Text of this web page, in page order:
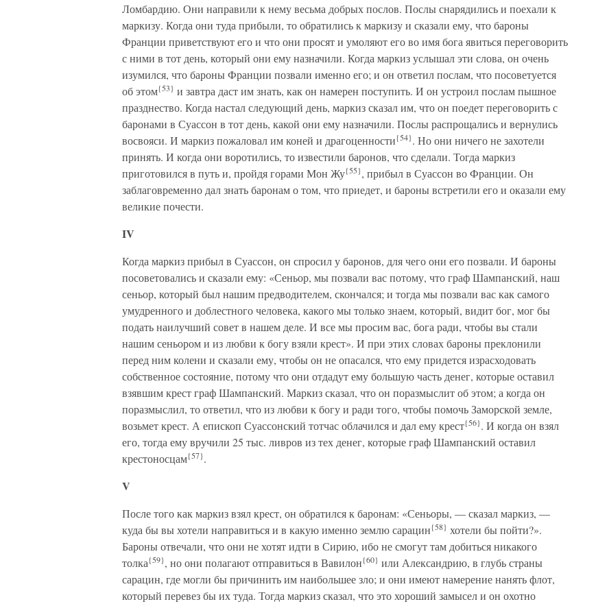
Ломбардию. Они направили к нему весьма добрых послов. Послы снарядились и поехали к
маркизу. Когда они туда прибыли, то обратились к маркизу и сказали ему, что бароны
Франции приветствуют его и что они просят и умоляют его во имя бога явиться переговорить
с ними в тот день, который они ему назначили. Когда маркиз услышал эти слова, он очень
изумился, что бароны Франции позвали именно его; и он ответил послам, что посоветуется
об этом{53} и завтра даст им знать, как он намерен поступить. И он устроил послам пышное
празднество. Когда настал следующий день, маркиз сказал им, что он поедет переговорить с
баронами в Суассон в тот день, какой они ему назначили. Послы распрощались и вернулись
восвояси. И маркиз пожаловал им коней и драгоценности{54}. Но они ничего не захотели
принять. И когда они воротились, то известили баронов, что сделали. Тогда маркиз
приготовился в путь и, пройдя горами Мон Жу{55}, прибыл в Суассон во Франции. Он
заблаговременно дал знать баронам о том, что приедет, и бароны встретили его и оказали ему
великие почести.
IV
Когда маркиз прибыл в Суассон, он спросил у баронов, для чего они его позвали. И бароны
посоветовались и сказали ему: «Сеньор, мы позвали вас потому, что граф Шампанский, наш
сеньор, который был нашим предводителем, скончался; и тогда мы позвали вас как самого
умудренного и доблестного человека, какого мы только знаем, который, видит бог, мог бы
подать наилучший совет в нашем деле. И все мы просим вас, бога ради, чтобы вы стали
нашим сеньором и из любви к богу взяли крест». И при этих словах бароны преклонили
перед ним колени и сказали ему, чтобы он не опасался, что ему придется израсходовать
собственное состояние, потому что они отдадут ему большую часть денег, которые оставил
взявшим крест граф Шампанский. Маркиз сказал, что он поразмыслит об этом; а когда он
поразмыслил, то ответил, что из любви к богу и ради того, чтобы помочь Заморской земле,
возьмет крест. А епископ Суассонский тотчас облачился и дал ему крест{56}. И когда он взял
его, тогда ему вручили 25 тыс. ливров из тех денег, которые граф Шампанский оставил
крестоносцам{57}.
V
После того как маркиз взял крест, он обратился к баронам: «Сеньоры, — сказал маркиз, —
куда бы вы хотели направиться и в какую именно землю сарацин{58} хотели бы пойти?».
Бароны отвечали, что они не хотят идти в Сирию, ибо не смогут там добиться никакого
толка{59}, но они полагают отправиться в Вавилон{60} или Александрию, в глубь страны
сарацин, где могли бы причинить им наибольшее зло; и они имеют намерение нанять флот,
который перевез бы их туда. Тогда маркиз сказал, что это хороший замысел и он охотно